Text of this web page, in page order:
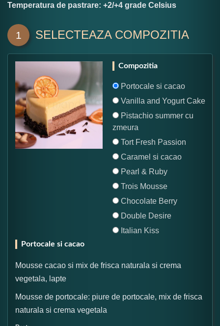
Temperatura de pastrare: +2/+4 grade Celsius
1 SELECTEAZA COMPOZITIA
Compozitia
Portocale si cacao
Vanilla and Yogurt Cake
Pistachio summer cu
zmeura
Tort Fresh Passion
Caramel si cacao
Pearl & Ruby
Trois Mousse
Chocolate Berry
Double Desire
Italian Kiss
Portocale si cacao
Mousse cacao si mix de frisca naturala si crema
vegetala, lapte
Mousse de portocale: piure de portocale, mix de frisca
naturala si crema vegetala